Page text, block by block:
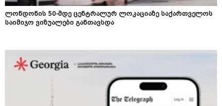
ლონდონის 50-მდე ცენტრალურ ლოკაციაზე საქართველოს
საიმიჯო ვიზუალები განთავსდა